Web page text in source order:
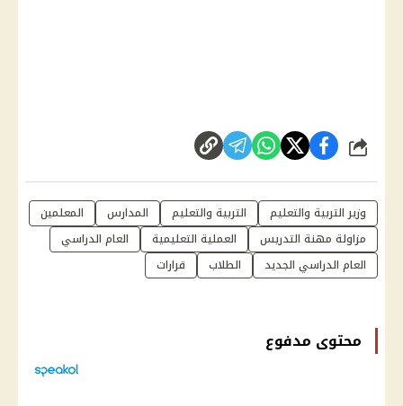
شارك
وزير التربية والتعليم التربية والتعليم المدارس
المعلمين
مزاولة مهنة التدريس
العملية التعليمية
العام الدراسي
العام الدراسي الجديد
الطلاب قرارات
محتوى مدفوع